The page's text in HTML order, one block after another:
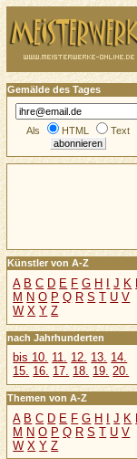
Gemälde des Tages
Als HTML Text
Künstler von A-Z
A B C D E F G H J K
M N O P Q R S T U V
W X Y Z
nach Jahrhunderten
bis 10. 11. 12. 13. 14.
15. 16. 17. 18. 19. 20.
Themen von A-Z
A B C D E F G H I J K L
M N O P Q R S T U V
W X Y Z